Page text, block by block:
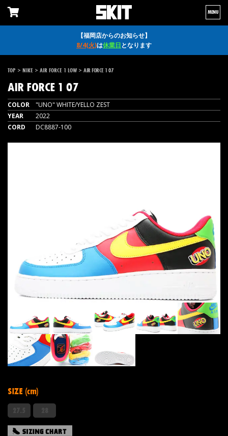
【福岡店からのお知らせ】
8/4(火)は休業日となります
MENU
TOP > NIKE > AIR FORCE 1 LOW > AIR FORCE 1 07
AIR FORCE 1 07
COLOR
"UNO" WHITE/YELLO ZEST
YEAR
2022
CORD
DC8887-100
SIZE (cm)